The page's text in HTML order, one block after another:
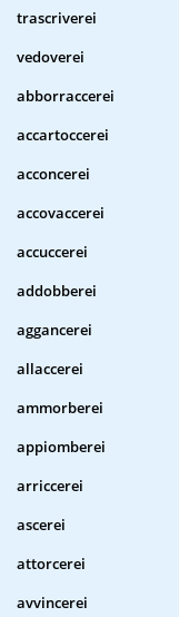
trascriverei
vedoverei
abborraccerei
accartoccerei
acconcerei
accovaccerei
accuccerei
addobberei
aggancerei
allaccerei
ammorberei
appiomberei
arriccerei
ascerei
attorcerei
avvincerei